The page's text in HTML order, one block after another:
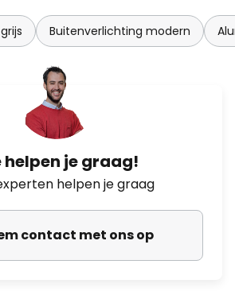
Buitenverlichting modern
helpen je graag!
helpen je graag
contact met ons op